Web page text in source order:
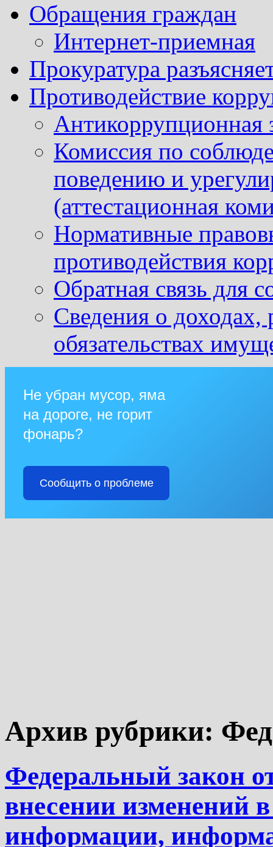
Обращения граждан
Интернет-приемная
Прокуратура
Противодействие
Антикоррупционная
Комиссия по
поведению и
(аттестационная
Нормативные
противодействия
Обратная связь для
Сведения о доходах,
обязательствах
Не убран мусор, яма
на дороге, не горит
фонарь?
Сообщить о проблеме
Архив рубрики:
Федеральный закон
внесении изменений
информации,